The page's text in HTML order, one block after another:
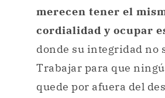
merecen tener el
cordialidad y ocupar
donde su integridad no
Trabajar para que
quede por afuera del